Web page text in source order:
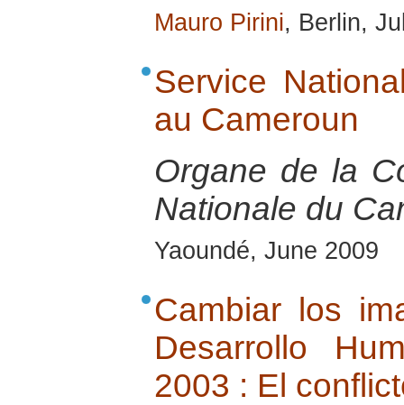
Mauro Pirini, Berlin,
Service
au Cameroun
Organe de la
Nationale du
Yaoundé, June 2009
Cambiar los
Desarrollo
2003 : El